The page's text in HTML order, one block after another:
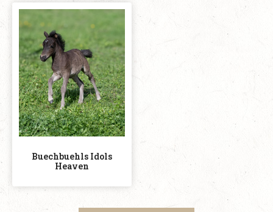
Buechbuehls Idols
Heaven